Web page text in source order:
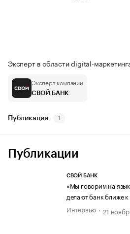
Эксперт в области digital-
Эксперт компании
СВОЙ БАНК
Публикации 1
Публикации
СВОЙ БАНК
«Мы говорим на
делают банк ближе
Интервью
21